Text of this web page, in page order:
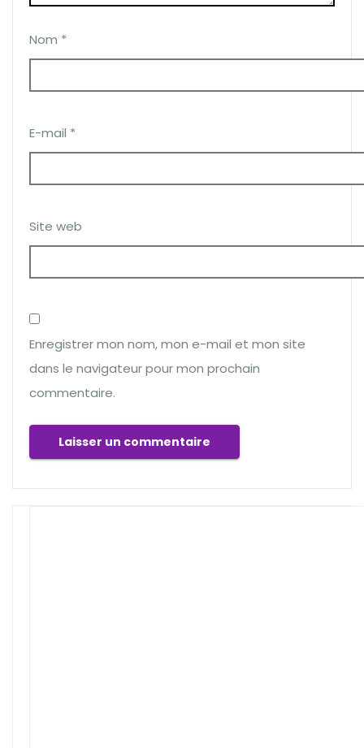
Nom *
E-mail *
Site web
Enregistrer mon nom, mon e-mail et mon site
dans le navigateur pour mon prochain
commentaire.